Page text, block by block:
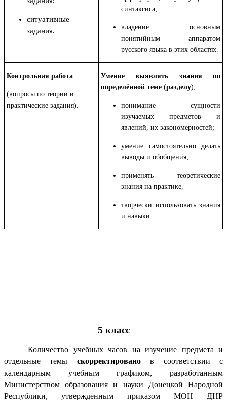
ситуативные
задания.
синтаксиса;
владение основным
понятийным аппаратом
русского языка в этих областях.
Контрольная работа
(вопросы по теории и
практические задания).
Умение выявлять знания по
определённой теме (разделу);
понимание сущности
изучаемых предметов и
явлений, их закономерностей;
умение самостоятельно делать
выводы и обобщения;
применять теоретические
знания на практике,
творчески использовать знания
и навыки.
5 класс
Количество учебных часов на изучение предмета и
отдельные темы скорректированов соответствии с
календарным учебным графиком, разработанным
Министерством образования и науки Донецкой Народной
Республики, утвержденным приказом МОН ДНР